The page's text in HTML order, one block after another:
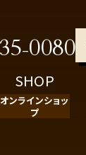
0080
オンラインショッ
プ
SHOP